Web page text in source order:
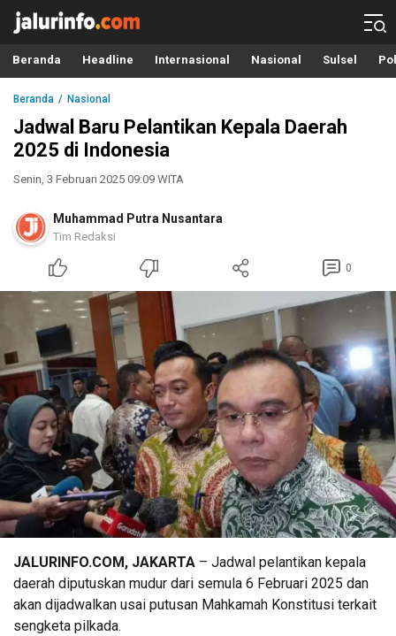
Info Terbaru, Berita Terkini Hari Ini, Jalurinfo.com
Terkini, Akurat dan Terpercaya
Beranda Headline Internasional Nasional Sulsel
Beranda Nasional
Jadwal Baru Pelantikan Kepala Daerah
2025 di Indonesia
Senin, 3 Februari 2025 09:09 WITA
Muhammad Putra Nusantara
Tim Redaksi
0
JALURINFO.COM, JAKARTA – Jadwal pelantikan kepala
daerah diputuskan mudur dari semula 6 Februari 2025 dan
akan dijadwalkan usai putusan Mahkamah Konstitusi terkait
sengketa pilkada.